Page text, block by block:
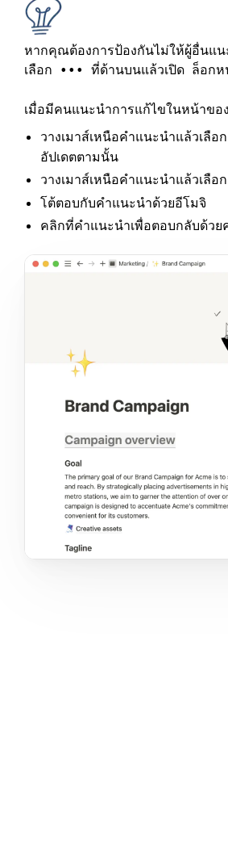
หากคุณต้องการป้องกันไม่ให้ผู้อื่นแ
เลือก
••• ที่ด้านบนแล้วเปิด ล็อกห
เมื่อมีคนแนะนำการแก้ไขในหน้าข
วางเมาส์เหนือคำแนะนำแล้วเลือก
อัปเดตตามนั้น
วางเมาส์เหนือคำแนะนำแล้วเลือก
โต้ตอบกับคำแนะนำด้วยอีโมจิ
คลิกที่คำแนะนำเพื่อตอบกลับด้วย